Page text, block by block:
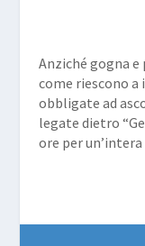
Anziché gogna
come riescono a
obbligate ad
legate dietro
ore per